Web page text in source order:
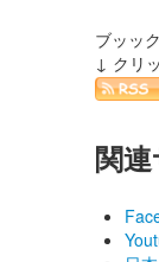
ブッッ
↓ クリ
関